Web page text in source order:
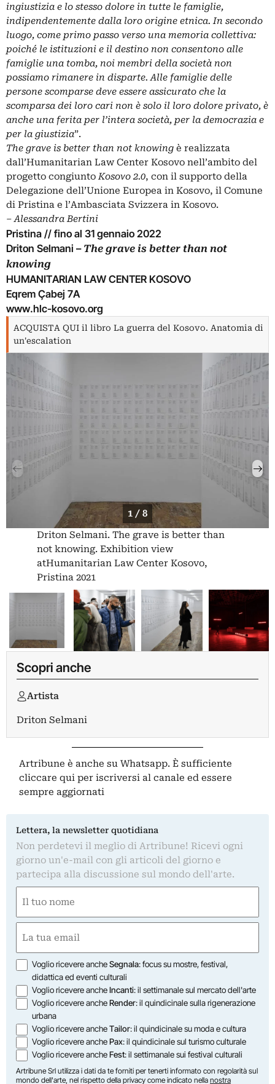
ingiustizia e lo stesso dolore in tutte le famiglie,
indipendentemente dalla loro origine etnica. In secondo
luogo, come primo passo verso una memoria collettiva:
poiché le istituzioni e il destino non consentono alle
famiglie una tomba, noi membri della società non
possiamo rimanere in disparte. Alle famiglie delle
persone scomparse deve essere assicurato che la
scomparsa dei loro cari non è solo il loro dolore privato, è
anche una ferita per l’intera società, per la democrazia e
per la giustizia”.
The grave is better than not knowing è realizzata
dall’Humanitarian Law Center Kosovo nell’ambito del
progetto congiuntoKosovo 2.0, con il supporto della
Delegazione dell’Unione Europea in Kosovo, il Comune
di Pristina e l’Ambasciata Svizzera in Kosovo.
‒ Alessandra Bertini
Pristina // fino al 31 gennaio 2022
Driton Selmani – The grave is better than not
knowing
HUMANITARIAN LAW CENTER KOSOVO
Eqrem Çabej 7A
www.hlc-kosovo.org
ACQUISTA QUI il libro La guerra del Kosovo. Anatomia di
un'escalation
1 / 8
Driton Selmani. The grave is better than
not knowing. Exhibition view
atHumanitarian Law Center Kosovo,
Pristina 2021
Scopri anche
Artista
Driton Selmani
Artribune è anche su Whatsapp. È sufficiente
cliccare qui per iscriversi al canale ed essere
sempre aggiornati
Lettera, la newsletter quotidiana
Non perdetevi il meglio di Artribune! Ricevi ogni
giorno un'e-mail con gli articoli del giorno e
partecipa alla discussione sul mondo dell'arte.
(Required)
First
(Required)
Opzioni
Voglio ricevere ancheSegnala: focus su mostre, festival,
didattica ed eventi culturali
Voglio ricevere ancheIncanti: il settimanale sul mercato dell'arte
Voglio ricevere ancheRender: il quindicinale sulla rigenerazione
urbana
Voglio ricevere ancheTailor: il quindicinale su moda e cultura
Voglio ricevere anchePax: il quindicinale sul turismo culturale
Voglio ricevere ancheFest: il settimanale sui festival culturali
Artribune Srl utilizza i dati da te forniti per tenerti informato con regolarità sul
mondo dell'arte, nel rispetto della privacy come indicato nella nostra